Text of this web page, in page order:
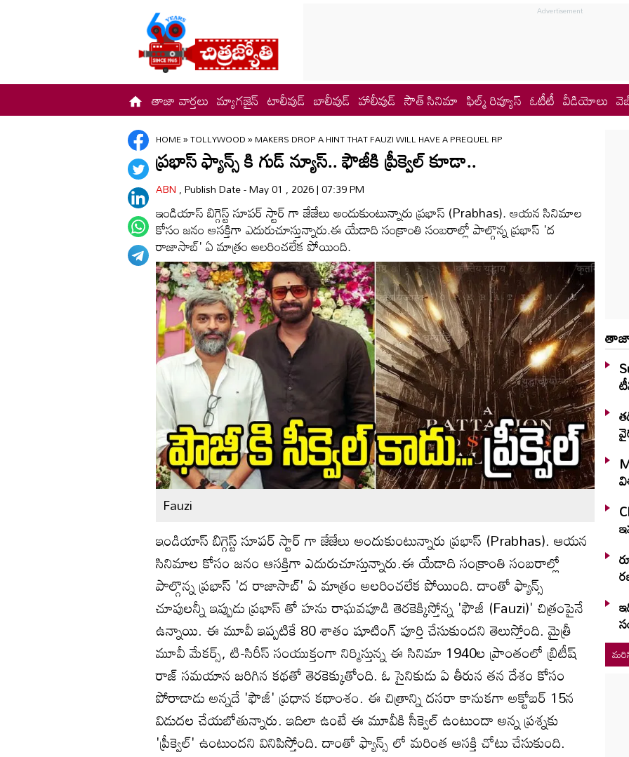
తాజా వార్తలు మ్యాగజైన్ టాలీవుడ్ బాలీవుడ్ హాలీవుడ్ సౌత్ సినిమా ఫిల్మ్ రివ్యూస్ ఓటీటీ వీడియోలు
HOME»TOLLYWOOD»MAKERS DROP A HINT THAT FAUZI WILL HAVE A PREQUEL RP
ప్రభాస్ ఫ్యాన్స్ కి గుడ్ న్యూస్.. ఫౌజీకి ప్రీక్వెల్ కూడా..
ABN, Publish Date - May 01 , 2026 | 07:39 PM
ఇండియాస్ బిగ్గెస్ట్ సూపర్ స్టార్ గా జేజేలు అందుకుంటున్నారు ప్రభాస్ (Prabhas). ఆయన సినిమాల
కోసం జనం ఆసక్తిగా ఎదురుచూస్తున్నారు.ఈ యేడాది సంక్రాంతి సంబరాల్లో పాల్గొన్న ప్రభాస్ 'ద
రాజాసాబ్' ఏ మాత్రం అలరించలేక పోయింది.
Fauzi
ఇండియాస్ బిగ్గెస్ట్ సూపర్ స్టార్ గా జేజేలు అందుకుంటున్నారు ప్రభాస్ (Prabhas). ఆయన
సినిమాల కోసం జనం ఆసక్తిగా ఎదురుచూస్తున్నారు.ఈ యేడాది సంక్రాంతి సంబరాల్లో
పాల్గొన్న ప్రభాస్ 'ద రాజాసాబ్' ఏ మాత్రం అలరించలేక పోయింది. దాంతో ఫ్యాన్స్
చూపులన్నీ ఇప్పుడు ప్రభాస్ తో హను రాఘవపూడి తెరకెక్కిస్తోన్న 'ఫౌజీ (Fauzi)' చిత్రంపైనే
ఉన్నాయి. ఈ మూవీ ఇప్పటికే 80 శాతం షూటింగ్ పూర్తి చేసుకుందని తెలుస్తోంది. మైత్రీ
మూవీ మేకర్స్, టి-సిరీస్ సంయుక్తంగా నిర్మిస్తున్న ఈ సినిమా 1940ల ప్రాంతంలో బ్రిటీష్
రాజ్ సమయాన జరిగిన కథతో తెరకెక్కుతోంది. ఓ సైనికుడు ఏ తీరున తన దేశం కోసం
పోరాడాడు అన్నదే 'ఫౌజీ' ప్రధాన కథాంశం. ఈ చిత్రాన్ని దసరా కానుకగా అక్టోబర్ 15న
విడుదల చేయబోతున్నారు. ఇదిలా ఉంటే ఈ మూవీకి సీక్వెల్ ఉంటుందా అన్న ప్రశ్నకు
'ప్రీక్వెల్' ఉంటుందని వినిపిస్తోంది. దాంతో ఫ్యాన్స్ లో మరింత ఆసక్తి చోటు చేసుకుంది.
తాజా